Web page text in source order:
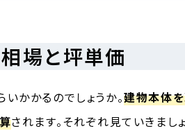
場と坪単価
かかるのでしょうか。建物本体
されます。それぞれ見ていきましょ